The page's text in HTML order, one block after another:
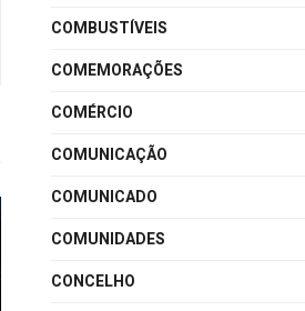
COMBUSTÍVEIS
COMEMORAÇÕES
COMÉRCIO
COMUNICAÇÃO
COMUNICADO
COMUNIDADES
CONCELHO